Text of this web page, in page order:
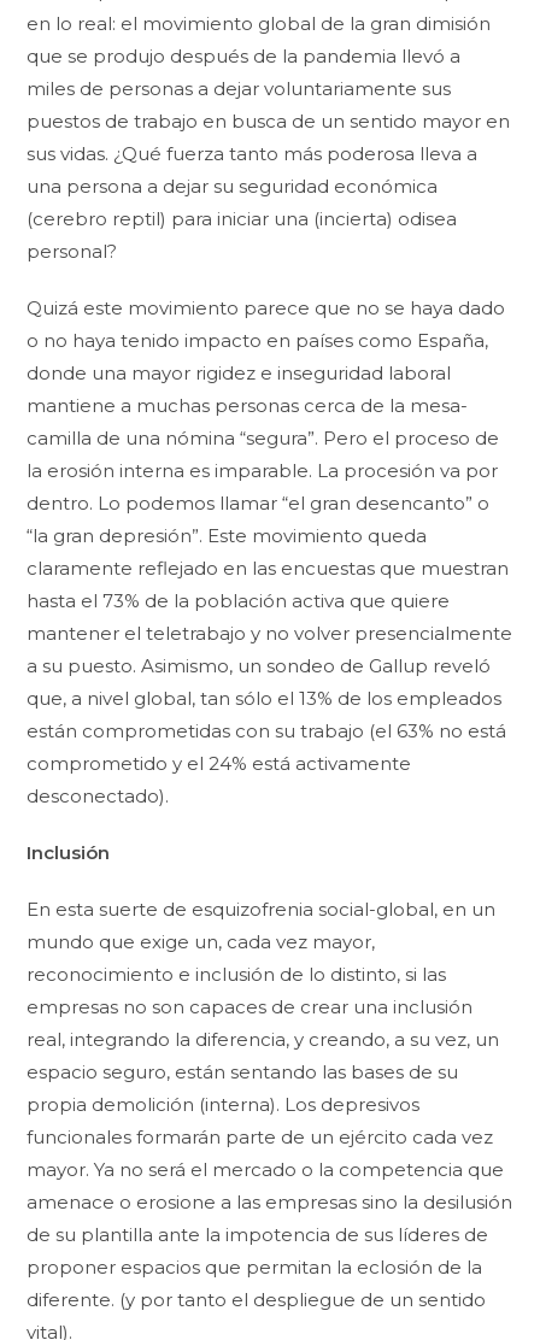
en lo real: el movimiento global de la gran dimisión
que se produjo después de la pandemia llevó a
miles de personas a dejar voluntariamente sus
puestos de trabajo en busca de un sentido mayor en
sus vidas. ¿Qué fuerza tanto más poderosa lleva a
una persona a dejar su seguridad económica
(cerebro reptil) para iniciar una (incierta) odisea
personal?
Quizá este movimiento parece que no se haya dado
o no haya tenido impacto en países como España,
donde una mayor rigidez e inseguridad laboral
mantiene a muchas personas cerca de la mesa-
camilla de una nómina “segura”. Pero el proceso de
la erosión interna es imparable. La procesión va por
dentro. Lo podemos llamar “el gran desencanto” o
“la gran depresión”. Este movimiento queda
claramente reflejado en las encuestas que muestran
hasta el 73% de la población activa que quiere
mantener el teletrabajo y no volver presencialmente
a su puesto. Asimismo, un sondeo de Gallup reveló
que, a nivel global, tan sólo el 13% de los empleados
están comprometidas con su trabajo (el 63% no está
comprometido y el 24% está activamente
desconectado).
Inclusión
En esta suerte de esquizofrenia social-global, en un
mundo que exige un, cada vez mayor,
reconocimiento e inclusión de lo distinto, si las
empresas no son capaces de crear una inclusión
real, integrando la diferencia, y creando, a su vez, un
espacio seguro, están sentando las bases de su
propia demolición (interna). Los depresivos
funcionales formarán parte de un ejército cada vez
mayor. Ya no será el mercado o la competencia que
amenace o erosione a las empresas sino la desilusión
de su plantilla ante la impotencia de sus líderes de
proponer espacios que permitan la eclosión de la
diferente. (y por tanto el despliegue de un sentido
vital).